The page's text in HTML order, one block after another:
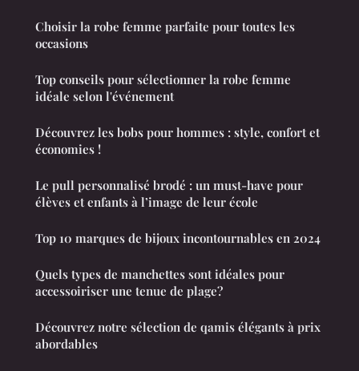
Choisir la robe femme parfaite pour toutes les
occasions
Top conseils pour sélectionner la robe femme
idéale selon l'événement
Découvrez les bobs pour hommes : style, confort et
économies !
Le pull personnalisé brodé : un must-have pour
élèves et enfants à l’image de leur école
Top 10 marques de bijoux incontournables en 2024
Quels types de manchettes sont idéales pour
accessoiriser une tenue de plage?
Découvrez notre sélection de qamis élégants à prix
abordables